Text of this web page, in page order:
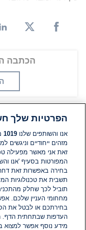
הכתבה הזו
תגובות
אין עדיין תגובות.
הוסף תגובה
הפרטיות שלך
אנו והשותפים שלנו1019
מזהים ייחודיים
זאת אני מאשר מפעילה
המפורטות בסעיף 'אנו
בחירה באפשרות זאת
תשבית את טכנולוגיות
תוביל לכך שחלק
מחחומי העניין שלכם.
בחירתכם או לבטל את
העדפות שבתחתית הדף.
מידע נוסף אפשר למצוא